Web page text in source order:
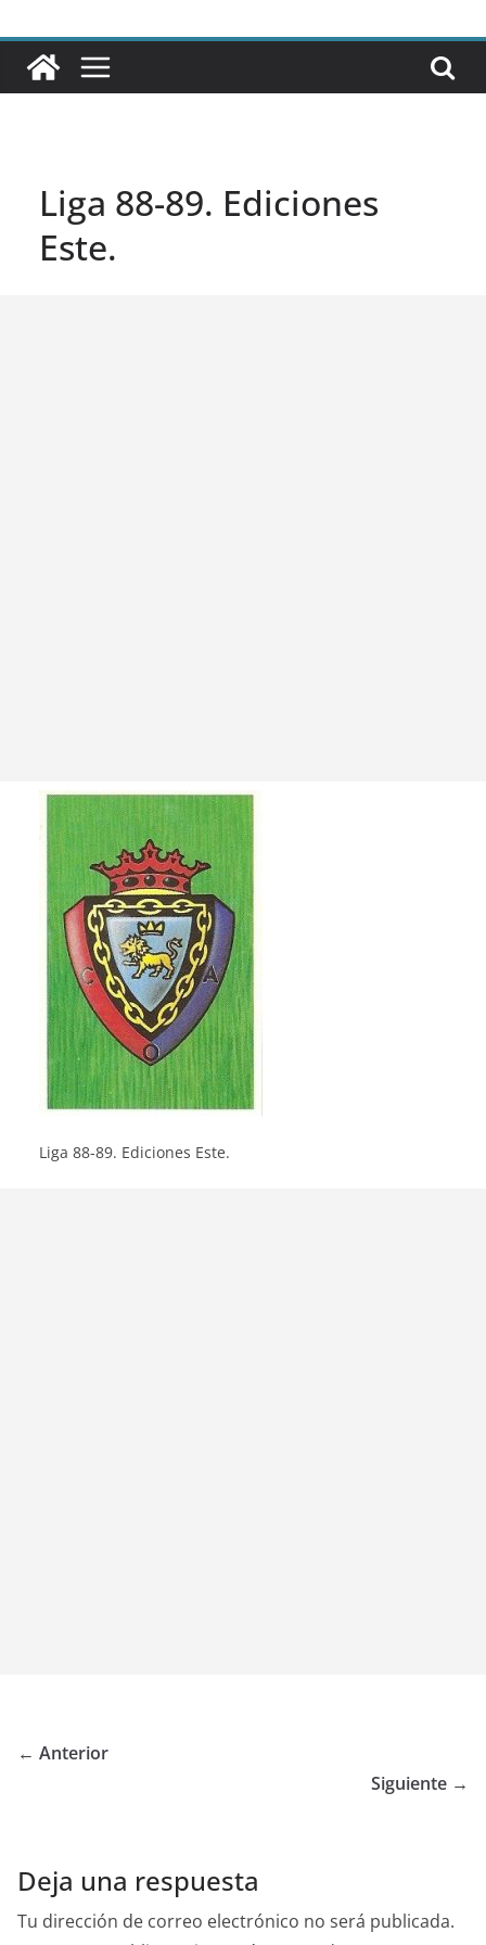
Liga 88-89. Ediciones
Este.
Liga 88-89. Ediciones Este.
← Anterior
Siguiente →
Deja una respuesta
Tu dirección de correo electrónico no será publicada.